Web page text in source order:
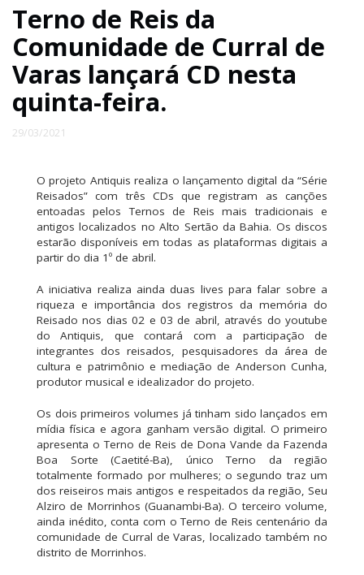
Terno de Reis da
Comunidade de Curral de
Varas lançará CD nesta
quinta-feira.
29/03/2021
O projeto Antiquis realiza o lançamento digital da “Série
Reisados” com três CDs que registram as canções
entoadas pelos Ternos de Reis mais tradicionais e
antigos localizados no Alto Sertão da Bahia. Os discos
estarão disponíveis em todas as plataformas digitais a
partir do dia 1º de abril.
A iniciativa realiza ainda duas lives para falar sobre a
riqueza e importância dos registros da memória do
Reisado nos dias 02 e 03 de abril, através do youtube
do Antiquis, que contará com a participação de
integrantes dos reisados, pesquisadores da área de
cultura e patrimônio e mediação de Anderson Cunha,
produtor musical e idealizador do projeto.
Os dois primeiros volumes já tinham sido lançados em
mídia física e agora ganham versão digital. O primeiro
apresenta o Terno de Reis de Dona Vande da Fazenda
Boa Sorte (Caetité-Ba), único Terno da região
totalmente formado por mulheres; o segundo traz um
dos reiseiros mais antigos e respeitados da região, Seu
Alziro de Morrinhos (Guanambi-Ba). O terceiro volume,
ainda inédito, conta com o Terno de Reis centenário da
comunidade de Curral de Varas, localizado também no
distrito de Morrinhos.